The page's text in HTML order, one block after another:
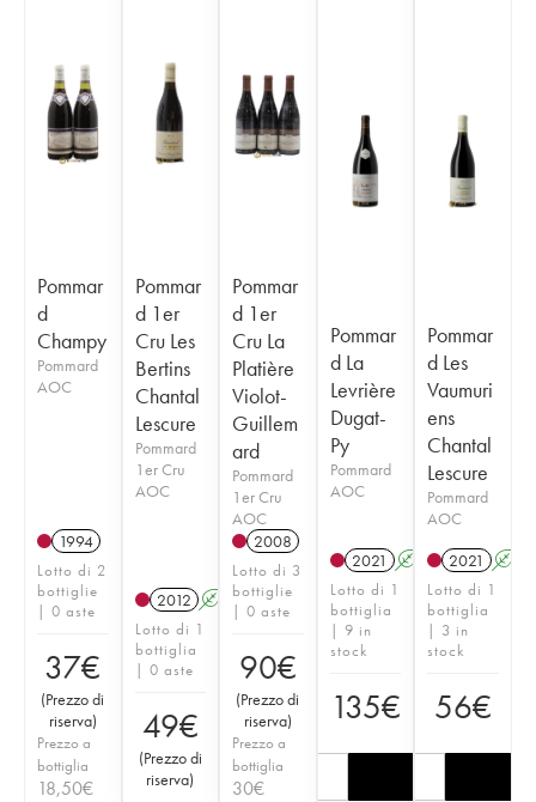
Pommar
d
Champy
Pommard
AOC
1994
Lotto di 2
bottiglie
| 0 aste
37€
(Prezzo di
riserva)
Prezzo a
bottiglia
18,50€
Pommar
d 1er
Cru Les
Bertins
Chantal
Lescure
Pommard
1er Cru
AOC
2012 A
Lotto di 1
bottiglia
| 0 aste
49€
(Prezzo di
riserva)
Pommar
d 1er
Cru La
Platière
Violot-
Guillem
ard
Pommard
1er Cru
AOC
2008
Lotto di 3
bottiglie
| 0 aste
90€
(Prezzo di
riserva)
Prezzo a
bottiglia
30€
Pommar
d La
Levrière
Dugat-
Py
Pommard
AOC
2021 A
Lotto di 1
bottiglia
| 9 in
stock
135€
Pommar
d Les
Vaumuri
ens
Chantal
Lescure
Pommard
AOC
2021
A
Lotto di 1
bottiglia
| 3 in
stock
56€